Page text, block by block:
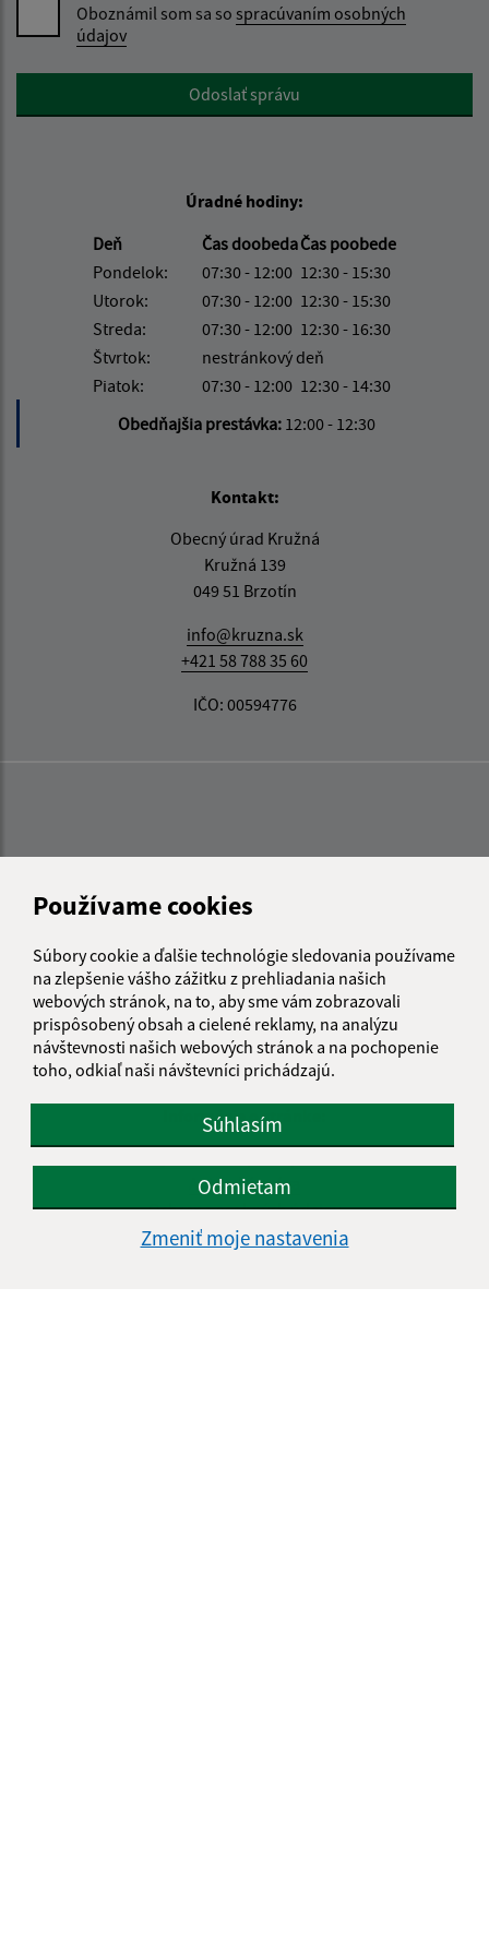
Používame cookies
Súbory cookie a ďalšie technológie sledovania používame
na zlepšenie vášho zážitku z prehliadania našich
webových stránok, na to, aby sme vám zobrazovali
prispôsobený obsah a cielené reklamy, na analýzu
návštevnosti našich webových stránok a na pochopenie
toho, odkiaľ naši návštevníci prichádzajú.
Súhlasím
Odmietam
Zmeniť moje nastavenia
Oboznámil som sa so spracúvaním osobných
údajov
Google reCaptcha ResponseOdoslať správu
Úradné hodiny:
Deň
Čas doobedaČas poobede
Pondelok:
07:30 - 12:00 12:30 - 15:30
Utorok:
07:30 - 12:00 12:30 - 15:30
Streda:
07:30 - 12:00 12:30 - 16:30
Štvrtok:
nestránkový deň
Piatok:
07:30 - 12:00 12:30 - 14:30
Obedňajšia prestávka: 12:00 - 12:30
Kontakt:
Obecný úrad Kružná
Kružná 139
049 51 Brzotín
info@kruzna.sk
+421 58 788 35 60
IČO: 00594776
Informácie o stránke:
Autorské práva
Ochrana osobných údajov
Navigácia: